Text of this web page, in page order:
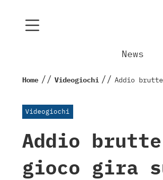
News
Home // Videogiochi // Addio
Videogiochi
Addio
gioco gira